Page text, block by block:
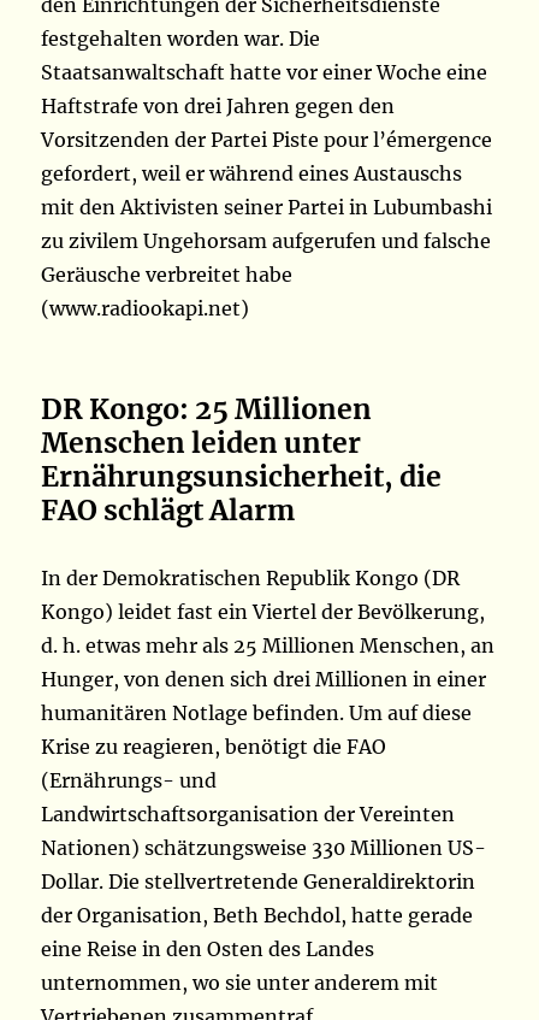
den Einrichtungen der Sicherheitsdienste
festgehalten worden war. Die
Staatsanwaltschaft hatte vor einer Woche eine
Haftstrafe von drei Jahren gegen den
Vorsitzenden der Partei Piste pour l’émergence
gefordert, weil er während eines Austauschs
mit den Aktivisten seiner Partei in Lubumbashi
zu zivilem Ungehorsam aufgerufen und falsche
Geräusche verbreitet habe
(www.radiookapi.net)
DR Kongo: 25 Millionen
Menschen leiden unter
Ernährungsunsicherheit, die
FAO schlägtAlarm
In der Demokratischen Republik Kongo (DR
Kongo) leidet fast ein Viertel der Bevölkerung,
d. h. etwas mehr als 25 Millionen Menschen, an
Hunger, von denen sich drei Millionen in einer
humanitären Notlage befinden. Um auf diese
Krise zu reagieren, benötigt die FAO
(Ernährungs- und
Landwirtschaftsorganisation der Vereinten
Nationen) schätzungsweise 330 Millionen US-
Dollar. Die stellvertretende Generaldirektorin
der Organisation, Beth Bechdol, hatte gerade
eine Reise in den Osten des Landes
unternommen, wo sie unter anderem mit